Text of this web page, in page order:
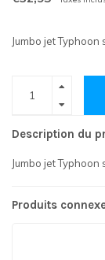
Jumbo jet
Description du
Jumbo jet
Produits